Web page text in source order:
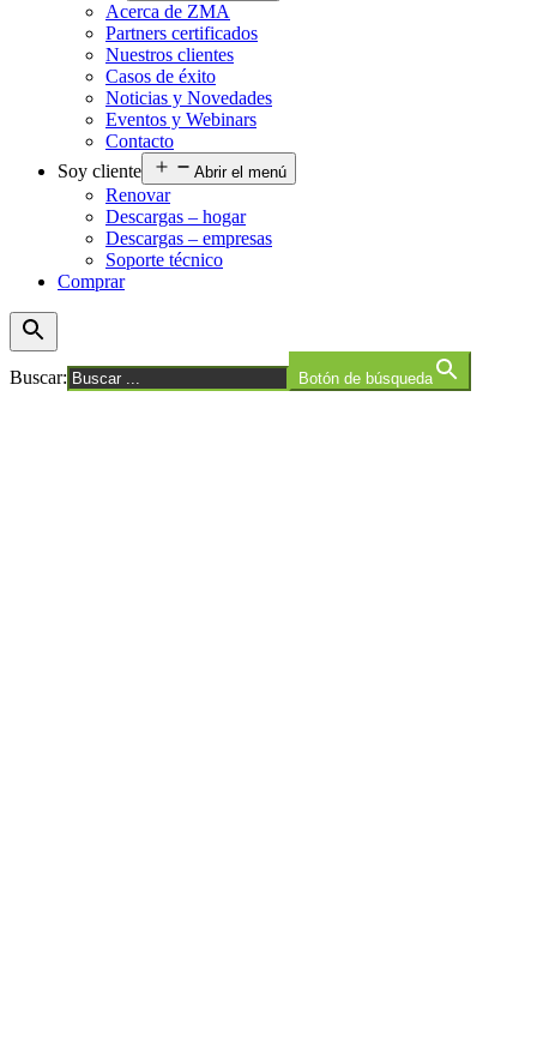
Acerca de ZMA
Partners certificados
Nuestros clientes
Casos de éxito
Noticias y Novedades
Eventos y Webinars
Contacto
Soy cliente
Abrir el menú
Renovar
Descargas – hogar
Descargas – empresas
Soporte técnico
Comprar
Buscar: Botón de búsqueda